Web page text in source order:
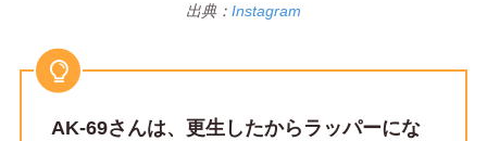
出典： Instagram
AK-69さんは、更生したからラッパーにな